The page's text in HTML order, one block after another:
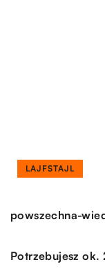
LAJFSTAJL
powszechna-
Potrzebujesz ok.